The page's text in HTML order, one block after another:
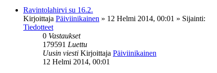
Ravintolahirvi su 16.2.
Kirjoittaja Päiviinikainen » 12 Helmi 2014, 00:01 » Sijainti:
Tiedotteet
0 Vastaukset
179591 Luettu
Uusin viesti Kirjoittaja Päiviinikainen
12 Helmi 2014, 00:01